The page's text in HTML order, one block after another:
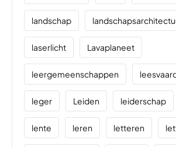
landschap
laserlicht Lavaplaneet
leergemeenschappen
leger Leiden leiderschap
lente leren letteren